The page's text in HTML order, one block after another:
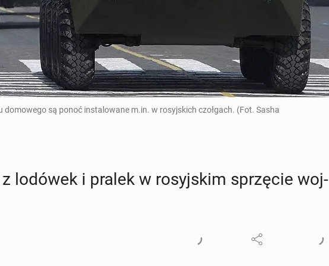
są ponoć instalowane m.in. w rosyjskich czołgach. (Fot. Sasha
lodówek i pralek w ro­syj­skim sprzę­cie woj­